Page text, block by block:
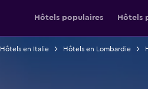
Hôtels populaires Hôtels
Hôtels en Italie Hôtels en Lombardie